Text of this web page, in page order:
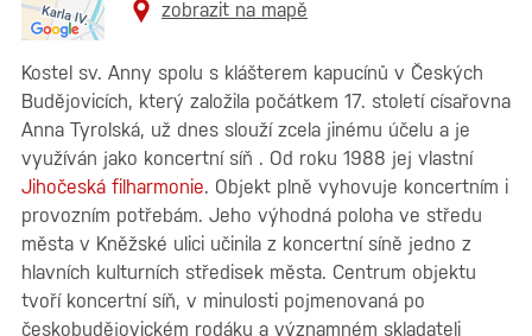
zobrazit na mapě
Kostel sv. Anny spolu s klášterem kapucínů v Českých
Budějovicích, který založila počátkem 17. století císařovna
Anna Tyrolská, už dnes slouží zcela jinému účelu a je
využíván jako koncertní síň . Od roku 1988 jej vlastní
Jihočeská filharmonie. Objekt plně vyhovuje koncertním i
provozním potřebám. Jeho výhodná poloha ve středu
města v Kněžské ulici učinila z koncertní síně jedno z
hlavních kulturních středisek města. Centrum objektu
tvoří koncertní síň, v minulosti pojmenovaná po
českobudějovickém rodáku a významném skladateli